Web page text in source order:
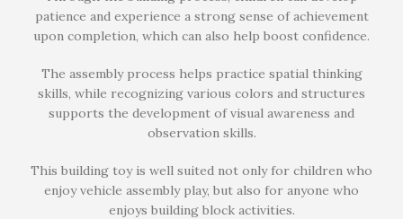
patience and experience a strong sense of achievement
upon completion, which can also help boost confidence.
The assembly process helps practice spatial thinking
skills, while recognizing various colors and structures
supports the development of visual awareness and
observation skills.
This building toy is well suited not only for children who
enjoy vehicle assembly play, but also for anyone who
enjoys building block activities.